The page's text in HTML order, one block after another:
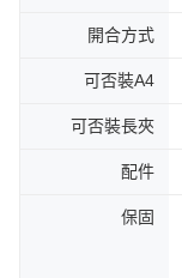
開合方式
可否裝A4
可否裝長夾
配件
保固